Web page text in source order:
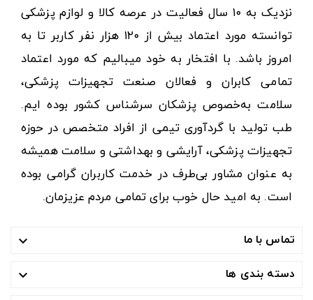
نزدیک به ۱۰ سال فعالیت در عرصه کالا و لوازم پزشکی
توانسته مورد اعتماد بیش از ۱۲۰ هزار نفر کاربر تا به
امروز باشد. با افتخار به خود میبالیم که مورد اعتماد
تمامی کابران و فعالان صنعت تجهیزات پزشکی،
سلامت به‌خصوص پزشکان سرشناس کشور بوده ایم.
طب تولید با گردآوری تیمی از افراد متخصص در حوزه
تجهیزات پزشکی، آرایشی و بهداشتی و سلامت همیشه
به عنوان مشاور بی‌طرف در خدمت کاربران گرامی بوده
است. به امید حال خوب برای تمامی مردم عزیزمان.
تماس با ما 
دسته بندی ها 